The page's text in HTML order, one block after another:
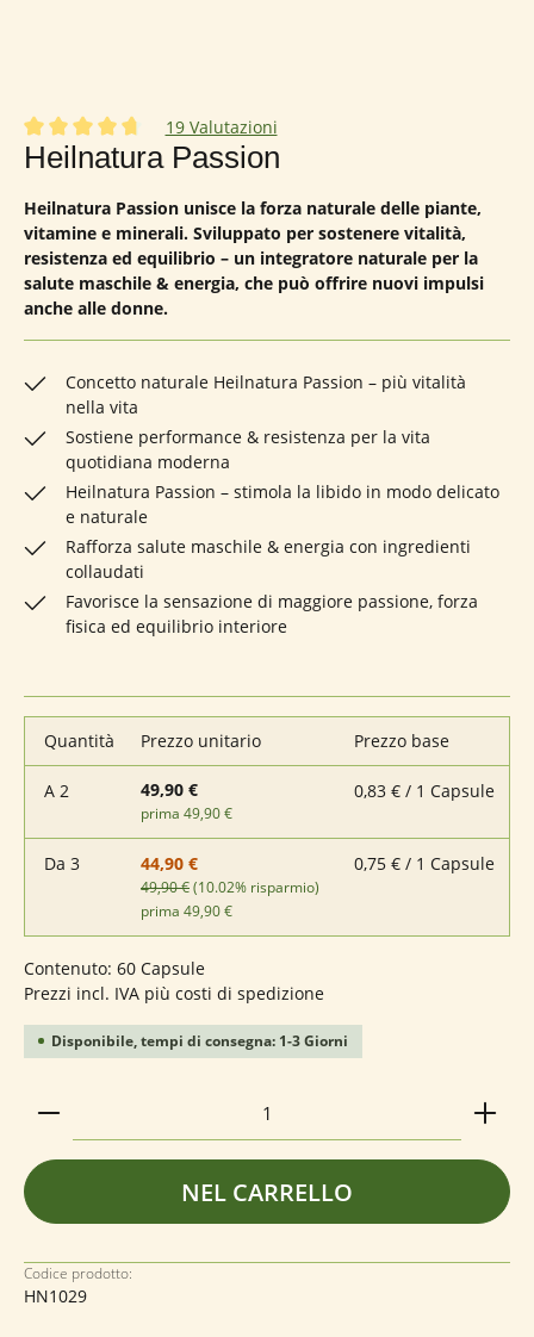
Valutazione media di 4.74 su 5 stelle
19 Valutazioni
Heilnatura Passion
Heilnatura Passion unisce la forza naturale delle piante,
vitamine e minerali. Sviluppato per sostenere vitalità,
resistenza ed equilibrio – un integratore naturale per la
salute maschile & energia, che può offrire nuovi impulsi
anche alle donne.
Concetto naturale Heilnatura Passion – più vitalità
nella vita
Sostiene performance & resistenza per la vita
quotidiana moderna
Heilnatura Passion – stimola la libido in modo delicato
e naturale
Rafforza salute maschile & energia con ingredienti
collaudati
Favorisce la sensazione di maggiore passione, forza
fisica ed equilibrio interiore
Quantità Prezzo unitario Prezzo base
A 2 49,90 €
prima 49,90 €
0,83 € / 1 Capsule
Da 3 44,90 €
49,90 €(10.02% risparmio)
prima 49,90 €
0,75 € / 1 Capsule
Contenuto: 60 Capsule
Prezzi incl. IVA più costi di spedizione
Disponibile, tempi di consegna: 1-3 Giorni
Quantità del prodotto: inserisci la quantità
NEL CARRELLO
Codice prodotto:
HN1029